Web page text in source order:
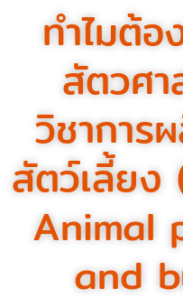
ทำไมต้อ
สัตวศ
วิชาการ
สัตว์เลี้ยง
Animal
and